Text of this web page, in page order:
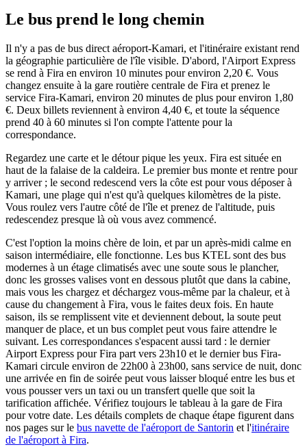
Le bus prend le long chemin
Il n'y a pas de bus direct aéroport-Kamari, et l'itinéraire existant rend
la géographie particulière de l'île visible. D'abord, l'Airport Express
se rend à Fira en environ 10 minutes pour environ 2,20 €. Vous
changez ensuite à la gare routière centrale de Fira et prenez le
service Fira-Kamari, environ 20 minutes de plus pour environ 1,80
€. Deux billets reviennent à environ 4,40 €, et toute la séquence
prend 40 à 60 minutes si l'on compte l'attente pour la
correspondance.
Regardez une carte et le détour pique les yeux. Fira est située en
haut de la falaise de la caldeira. Le premier bus monte et rentre pour
y arriver ; le second redescend vers la côte est pour vous déposer à
Kamari, une plage qui n'est qu'à quelques kilomètres de la piste.
Vous roulez vers l'autre côté de l'île et prenez de l'altitude, puis
redescendez presque là où vous avez commencé.
C'est l'option la moins chère de loin, et par un après-midi calme en
saison intermédiaire, elle fonctionne. Les bus KTEL sont des bus
modernes à un étage climatisés avec une soute sous le plancher,
donc les grosses valises vont en dessous plutôt que dans la cabine,
mais vous les chargez et déchargez vous-même par la chaleur, et à
cause du changement à Fira, vous le faites deux fois. En haute
saison, ils se remplissent vite et deviennent debout, la soute peut
manquer de place, et un bus complet peut vous faire attendre le
suivant. Les correspondances s'espacent aussi tard : le dernier
Airport Express pour Fira part vers 23h10 et le dernier bus Fira-
Kamari circule environ de 22h00 à 23h00, sans service de nuit, donc
une arrivée en fin de soirée peut vous laisser bloqué entre les bus et
vous pousser vers un taxi ou un transfert quelle que soit la
tarification affichée. Vérifiez toujours le tableau à la gare de Fira
pour votre date. Les détails complets de chaque étape figurent dans
nos pages sur le bus navette de l'aéroport de Santorin et l'itinéraire
de l'aéroport à Fira.